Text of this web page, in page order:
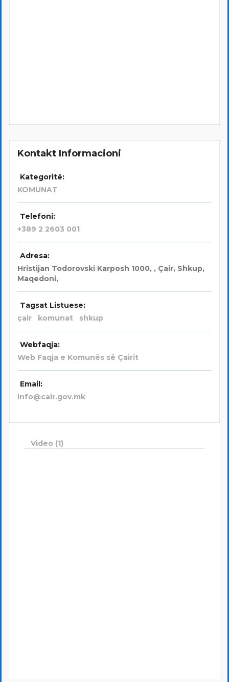
Kontakt Informacioni
Kategoritë:
KOMUNAT
Telefoni:
+389 2 2603 001
Adresa:
Hristijan Todorovski Karposh 1000, , Çair, Shkup,
Maqedoni,
Tagsat Listuese:
çair
komunat shkup
Webfaqja:
Web Faqja e Komunës së Çairit
Email:
info@cair.gov.mk
Video (1)